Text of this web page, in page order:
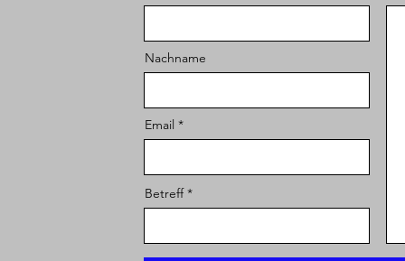
Nachname
Email
Betreff